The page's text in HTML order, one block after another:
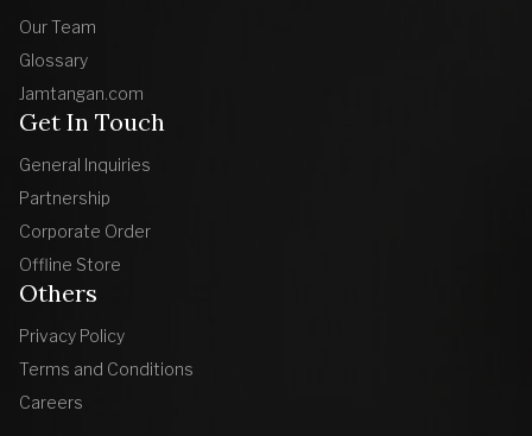
Our Team
Glossary
Jamtangan.com
Get In Touch
General Inquiries
Partnership
Corporate Order
Offline Store
Others
Privacy Policy
Terms and Conditions
Careers